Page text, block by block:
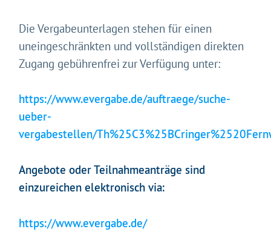
Die Vergabeunterlagen stehen für einen
uneingeschränkten und vollständigen direkten
Zugang gebührenfrei zur Verfügung unter:
https://www.evergabe.de/auftraege/suche-
ueber-
vergabestellen/
Angebote oder Teilnahmeanträge sind
einzureichen elektronisch via:
https://www.evergabe.de/
essenziell, Youtube und Matomo helfen uns diese
Website und Ihr Erlebnis zu verbessern.
Impressum